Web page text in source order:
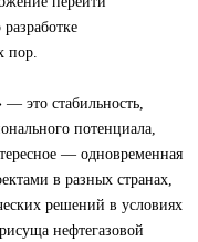
пор.
это стабильность,
потенциала,
— одновременная
в разных странах,
решений в условиях
нефтегазовой